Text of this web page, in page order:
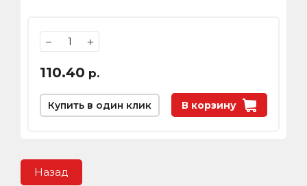
− +
110.40 р.
В корзину
Купить в один клик
Назад